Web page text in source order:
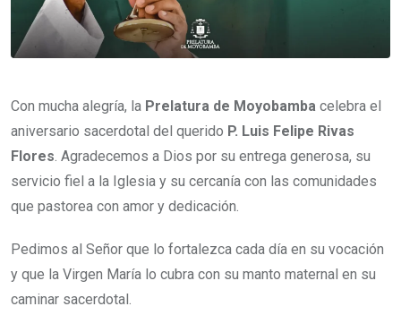
Con mucha alegría, la Prelatura de Moyobamba celebra el
aniversario sacerdotal del querido P. Luis Felipe Rivas
Flores . Agradecemos a Dios por su entrega generosa, su
servicio fiel a la Iglesia y su cercanía con las comunidades
que pastorea con amor y dedicación.
Pedimos al Señor que lo fortalezca cada día en su vocación
y que la Virgen María lo cubra con su manto maternal en su
caminar sacerdotal.